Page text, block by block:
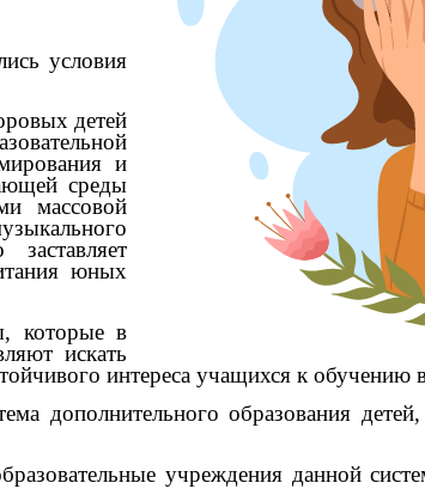
условия
детей
и
среды
массовой
юных
которые в
искать
интереса учащихся к
образования детей,
учреждения данной